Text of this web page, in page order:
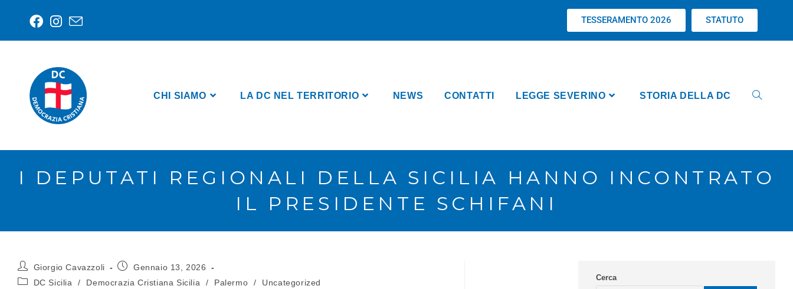
TESSERAMENTO 2026 STATUTO
CHI SIAMO LA DC NEL TERRITORIO NEWS CONTATTI LEGGE SEVERINO STORIA DELLA DC
I DEPUTATI REGIONALI DELLA SICILIA HANNO INCONTRATO
IL PRESIDENTE SCHIFANI
Giorgio Cavazzoli
Gennaio 13, 2026
DC Sicilia
/ Democrazia Cristiana Sicilia / Palermo / Uncategorized
Cerca